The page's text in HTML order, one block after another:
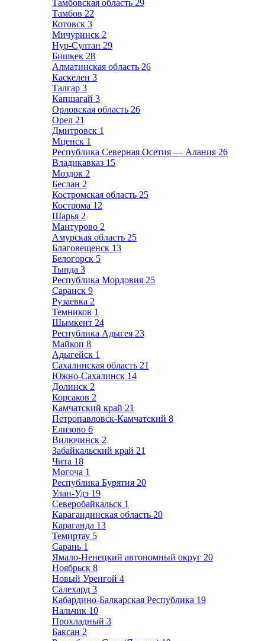
Тамбовская область 29
Тамбов 22
Котовск 3
Мичуринск 2
Нур-Султан 29
Бишкек 28
Алматинская область 26
Каскелен 3
Талгар 3
Капшагай 3
Орловская область 26
Орел 21
Дмитровск 1
Мценск 1
Республика Северная Осетия — Алания 26
Владикавказ 15
Моздок 2
Беслан 2
Костромская область 25
Кострома 12
Шарья 2
Мантурово 2
Амурская область 25
Благовещенск 13
Белогорск 5
Тында 3
Республика Мордовия 25
Саранск 9
Рузаевка 2
Темников 1
Шымкент 24
Республика Адыгея 23
Майкоп 8
Адыгейск 1
Сахалинская область 21
Южно-Сахалинск 14
Долинск 2
Корсаков 2
Камчатский край 21
Петропавловск-Камчатский 8
Елизово 6
Вилючинск 2
Забайкальский край 21
Чита 18
Могоча 1
Республика Бурятия 20
Улан-Удэ 19
Северобайкальск 1
Карагандинская область 20
Караганда 13
Темиртау 5
Сарань 1
Ямало-Ненецкий автономный округ 20
Ноябрьск 8
Новый Уренгой 4
Салехард 3
Кабардино-Балкарская Республика 19
Нальчик 10
Прохладный 3
Баксан 2